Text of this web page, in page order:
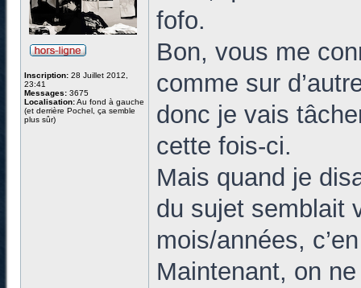
Inscription: 28 Juillet 2012,
23:41
Messages: 3675
Localisation:Au fond à gauche
(et derrière Pochel, ça semble
plus sûr)
fofo.
Bon, vous me
comme sur
donc je vais
cette fois-ci.
Mais quand je
du sujet semblait
mois/années,
Maintenant, on